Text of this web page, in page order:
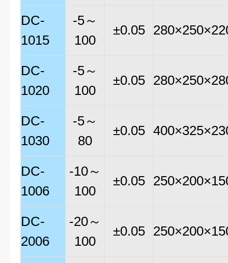
DC-
1015
-5～
100
±0.05
DC-
1020
-5～
100
±0.05
DC-
1030
-5～
80
±0.05
DC-
1006
-10～
100
±0.05
DC-
2006
-20～
100
±0.05